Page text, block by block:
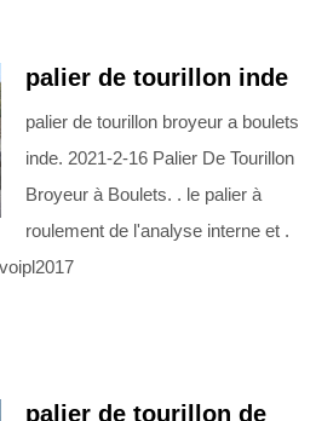
palier de tourillon inde
palier de tourillon broyeur a boulets
inde. 2021-2-16 Palier De Tourillon
Broyeur à Boulets. . le palier à
roulement de l'analyse interne et .
palier de tourillon de